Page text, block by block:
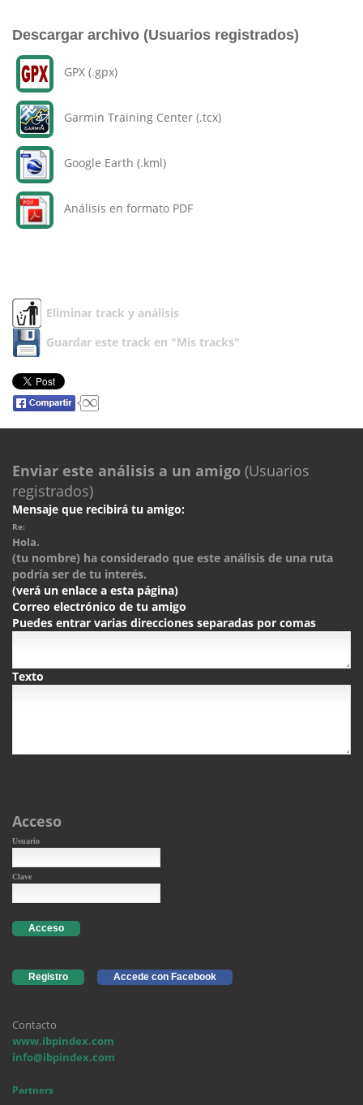
Descargar archivo (Usuarios registrados)
GPX (.gpx)
Garmin Training Center (.tcx)
Google Earth (.kml)
Análisis en formato PDF
Eliminar track y análisis
Guardar este track en "Mis tracks"
Enviar este análisis a un amigo (Usuarios
registrados)
Mensaje que recibirá tu amigo:
Re:
Hola.
(tu nombre) ha considerado que este análisis de una ruta
podría ser de tu interés.
(verá un enlace a esta página)
Correo electrónico de tu amigo
Puedes entrar varias direcciones separadas por comas
Texto
Acceso
Usuario
Clave
Acceso
Registro Accede con Facebook
Contacto
www.ibpindex.com
info@ibpindex.com
Partners